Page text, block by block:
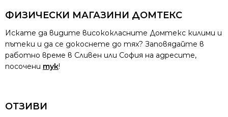
ФИЗИЧЕСКИ МАГАЗИНИ ДОМТЕКС
Искате да видите висококласните Домтекс килими и
пътеки и да се докоснете до тях? Заповядайте в
работно време в Сливен или София на адресите,
посочени тук!
ОТЗИВИ